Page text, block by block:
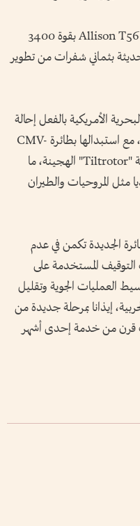
وتعتمد على محركين من طراز Allison T56-A-425 بقوة 3400
بثماني شفرات من تطوير
الأمريكية بالفعل إحالة
هذه الطائرة التاريخية إلى التقاعد تدريجيا، مع استبدالها بطائرة CMV-
22B Osprey الحديثة، التي تعتمد تقنية "Tiltrotor" الهجينة، ما
مثل المروحيات والطيران
الجديدة تكمن في عدم
التوقيف المستخدمة على
العمليات الجوية وتقليل
إيذانا بمرحلة جديدة من
قرن من خدمة إحدى أشهر